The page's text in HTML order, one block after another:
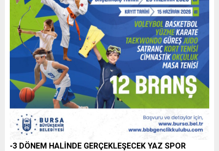
-3 DÖNEM HALİNDE GERÇEKLEŞECEK YAZ SPOR